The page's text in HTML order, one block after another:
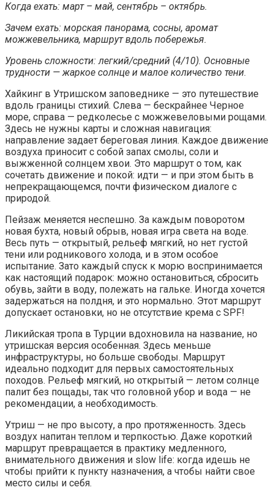
Когда ехать: март – май, сентябрь – октябрь.
Зачем ехать: морская панорама, сосны, аромат
можжевельника, маршрут вдоль побережья.
Уровень сложности: легкий/средний (4/10). Основные
трудности — жаркое солнце и малое количество тени.
Хайкинг в Утришском заповеднике — это путешествие
вдоль границы стихий. Слева — бескрайнее Черное
море, справа — редколесье с можжевеловыми рощами.
Здесь не нужны карты и сложная навигация:
направление задает береговая линия. Каждое движение
воздуха приносит с собой запах смолы, соли и
выжженной солнцем хвои. Это маршрут о том, как
сочетать движение и покой: идти — и при этом быть в
непрекращающемся, почти физическом диалоге с
природой.
Пейзаж меняется неспешно. За каждым поворотом
новая бухта, новый обрыв, новая игра света на воде.
Весь путь — открытый, рельеф мягкий, но нет густой
тени или родникового холода, и в этом особое
испытание. Зато каждый спуск к морю воспринимается
как настоящий подарок: можно остановиться, сбросить
обувь, зайти в воду, полежать на гальке. Иногда хочется
задержаться на полдня, и это нормально. Этот маршрут
допускает остановки, но не отсутствие крема с SPF!
Ликийская тропа в Турции вдохновила на название, но
утришская версия особенная. Здесь меньше
инфраструктуры, но больше свободы. Маршрут
идеально подходит для первых самостоятельных
походов. Рельеф мягкий, но открытый — летом солнце
палит без пощады, так что головной убор и вода — не
рекомендации, а необходимость.
Утриш — не про высоту, а про протяженность. Здесь
воздух напитан теплом и терпкостью. Даже короткий
маршрут превращается в практику медленного,
внимательного движения и slow life: когда идешь не
чтобы прийти к пункту назначения, а чтобы найти свое
место силы и себя.